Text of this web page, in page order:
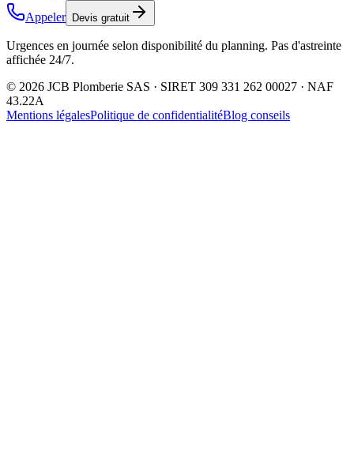
Appeler
Devis gratuit
Urgences en journée selon disponibilité du planning. Pas d'astreinte
affichée 24/7.
© 2026 JCB Plomberie SAS · SIRET 309 331 262 00027 · NAF
43.22A
Mentions légalesPolitique de confidentialitéBlog conseils